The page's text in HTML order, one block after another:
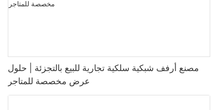
مصنع أرفف شبكية سلكية تجارية للبيع بالتجزئة | حلول
عرض مخصصة للمتاجر